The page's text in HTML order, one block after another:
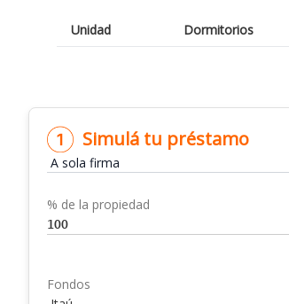
Unidad Dormitorios
Simulá tu préstamo
% de la propiedad
Fondos